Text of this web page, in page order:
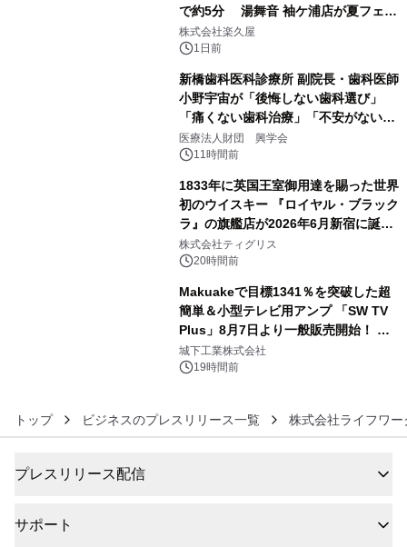
で約5分 湯舞音 袖ケ浦店が夏フェア
メニューを提供
株式会社楽久屋
1日前
新橋歯科医科診療所 副院長・歯科医師
小野宇宙が「後悔しない歯科選び」
「痛くない歯科治療」「不安がない治
療計画」をテーマに専門監修
医療法人財団 興学会
11時間前
1833年に英国王室御用達を賜った世界
初のウイスキー 『ロイヤル・ブラック
ラ』の旗艦店が2026年6月新宿に誕
生 バカルディ ジャパンと連携した
没入型バー「BAR Arca」
株式会社ティグリス
20時間前
Makuakeで目標1341％を突破した超
簡単＆小型テレビ用アンプ 「SW TV
Plus」8月7日より一般販売開始！ ケ
ーブル1本つなぐだけ、テレビの音が
ぐっと豊かに
城下工業株式会社
19時間前
トップ ビジネスのプレスリリース一覧 株式会社ライフワー
プレスリリース配信
サポート